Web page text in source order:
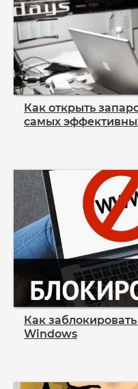
Как открыть
самых
Как
Windows